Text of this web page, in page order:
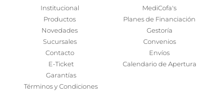
Institucional
Productos
Novedades
Sucursales
Contacto
E-Ticket
Garantías
Términos y Condiciones
MediCofa's
Planes de Financiación
Gestoría
Convenios
Envíos
Calendario de Apertura